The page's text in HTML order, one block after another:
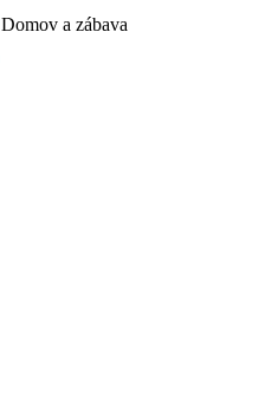
Domov a zábava